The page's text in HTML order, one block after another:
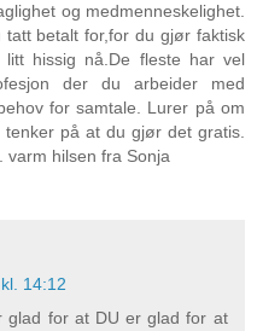
og medmenneskelighet.
betalt for,for du gjør faktisk
hissig nå.De fleste har vel
der du arbeider med
for samtale. Lurer på om
på at du gjør det gratis.
varm hilsen fra Sonja
14:12
glad for at DU er glad for at